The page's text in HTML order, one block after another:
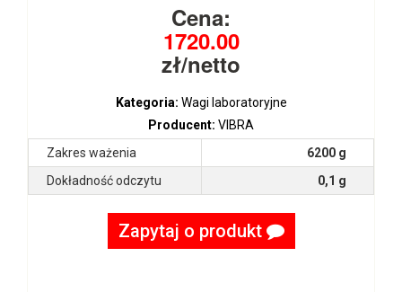
Cena:
1720.00
zł/netto
Kategoria: Wagi laboratoryjne
Producent: VIBRA
Zakres ważenia
6200 g
Dokładność odczytu
0,1 g
Zapytaj o produkt